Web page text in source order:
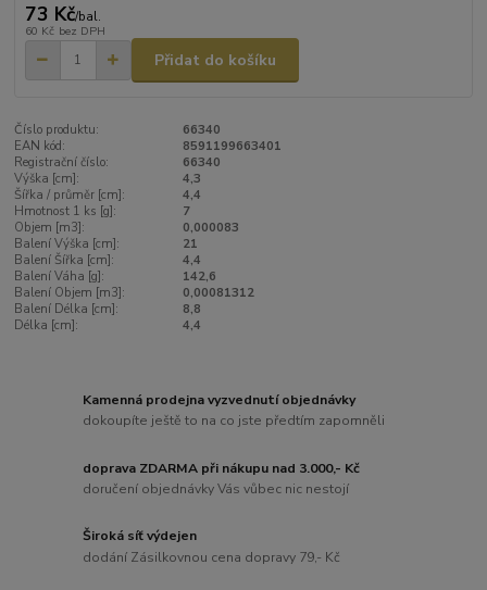
73 Kč/bal.
60 Kč bez DPH
Přidat do košíku
Číslo produktu:
66340
EAN kód:
8591199663401
Registrační číslo:
66340
Výška [cm]:
4,3
Šířka / průměr [cm]:
4,4
Hmotnost 1 ks [g]:
7
Objem [m3]:
0,000083
Balení Výška [cm]:
21
Balení Šířka [cm]:
4,4
Balení Váha [g]:
142,6
Balení Objem [m3]:
0,00081312
Balení Délka [cm]:
8,8
Délka [cm]:
4,4
Kamenná prodejna vyzvednutí objednávky
dokoupíte ještě to na co jste předtím zapomněli
doprava ZDARMA při nákupu nad 3.000,- Kč
doručení objednávky Vás vůbec nic nestojí
Široká síť výdejen
dodání Zásilkovnou cena dopravy 79,- Kč